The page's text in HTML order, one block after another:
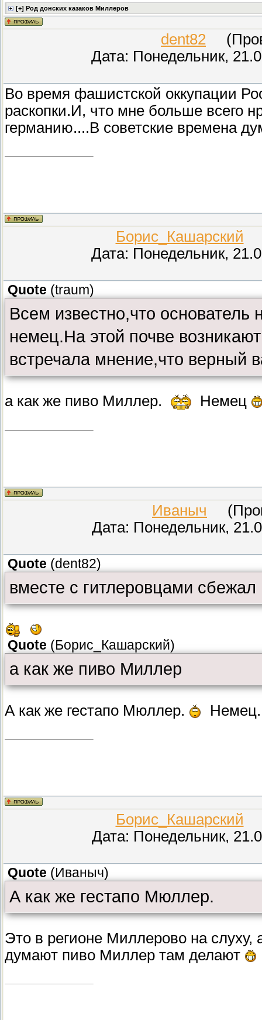
dent82
Дата: Понедельник,
Во время фашистской оккупации
раскопки.И, что мне больше всего
германию....В советские времена
Борис_Кашарский
Дата: Понедельник,
Quote (traum)
Всем известно,что основатель
немец.На этой почве
встречала мнение,что
а как же пиво Миллер. Немец
Иваныч
Дата: Понедельник,
Quote (dent82)
вместе с гитлеровцами
Quote (Борис_Кашарский)
а как же пиво Миллер
А как же гестапо Мюллер.
Борис_Кашарский
Дата: Понедельник,
Quote (Иваныч)
А как же гестапо Мюллер.
Это в регионе Миллерово на слуху,
думают пиво Миллер там делают